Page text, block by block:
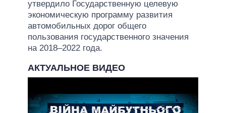
утвердило Государственную целевую
экономическую программу развития
автомобильных дорог общего
пользования государственного значения
на 2018–2022 года.
АКТУАЛЬНОЕ ВИДЕО